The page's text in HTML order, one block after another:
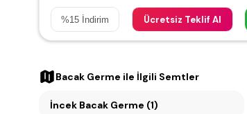
%15 İndirim Ücretsiz Teklif Al
Bacak Germe ile İlgili Semtler
İncek Bacak Germe (1)